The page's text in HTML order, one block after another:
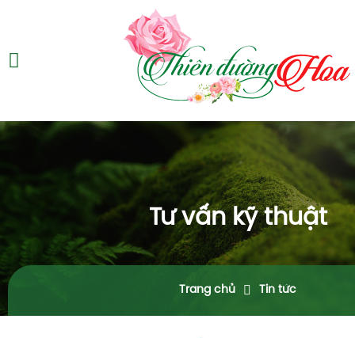
Tư vấn kỹ thuật
Trang chủ Tin tức